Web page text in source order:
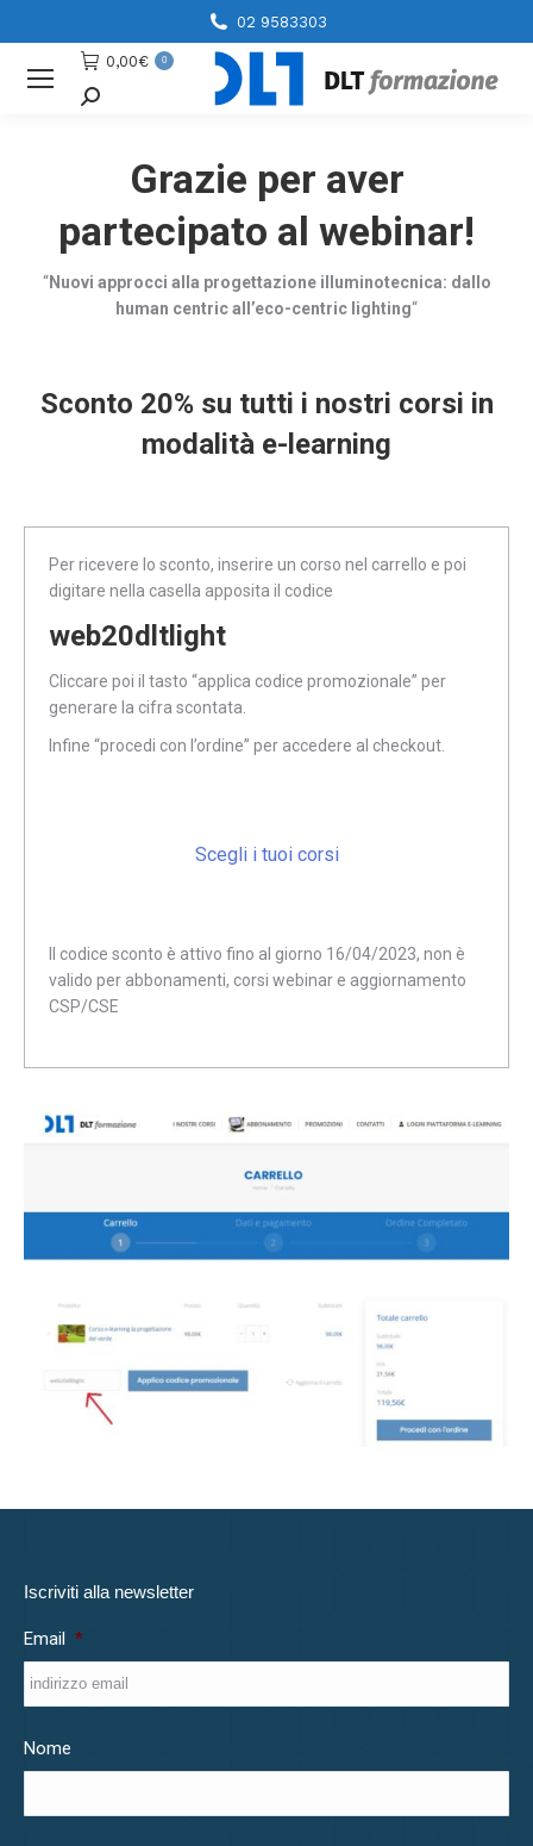
02 9583303
0,00€ 0
Cerca
Grazie per aver
partecipato al webinar!
“Nuovi approcci alla progettazione illuminotecnica: dallo
human centric all’eco-centric lighting“
Sconto 20% su tutti i nostri corsi in
modalità e-learning
Per ricevere lo sconto, inserire un corso nel carrello e poi
digitare nella casella apposita il codice
web20dltlight
Cliccare poi il tasto “applica codice promozionale” per
generare la cifra scontata.
Infine “procedi con l’ordine” per accedere al checkout.
Scegli i tuoi corsi
Il codice sconto è attivo fino al giorno 16/04/2023, non è
valido per abbonamenti, corsi webinar e aggiornamento
CSP/CSE
Iscriviti alla newsletter
Email *
Nome